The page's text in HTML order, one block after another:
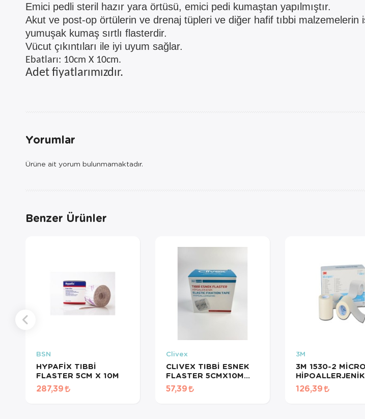
Emici pedli steril hazır yara örtüsü, emici pedi kumaştan yapılmıştır.
Akut ve post-op örtülerin ve drenaj tüpleri ve diğer hafif tıbbi
yumuşak kumaş sırtlı flasterdir.
Vücut çıkıntıları ile iyi uyum sağlar.
Ebatları: 10cm X 10cm.
Adet fiyatlarımızdır.
Yorumlar
Ürüne ait yorum bulunmamaktadır.
Benzer Ürünler
BSN
HYPAFİX TIBBİ
FLASTER 5CM X 10M
287,39
Clivex
CLIVEX TIBBİ ESNEK
FLASTER 5CMX10M
HİPOALERJENİK FİX
FLASTER CLİVEX
57,39
3M
3M 1530-2
HİPOALLERJENİK
FLASTER
1ADET
126,39